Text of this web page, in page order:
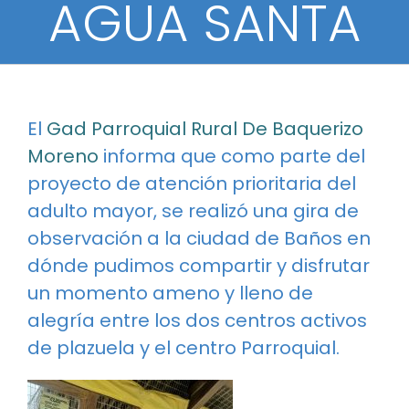
Gaceta
Correo
2023
2021
2019
2018
2017
2016
Salud
Socio Cultural
Sectores
Capacitaciones
Educación
Actividades
Agricultura
Atractivos
Flora y Fauna
CONTACTO
AGUA SANTA
El Gad Parroquial Rural De Baquerizo
Moreno informa que como parte del
proyecto de atención prioritaria del
adulto mayor, se realizó una gira de
observación a la ciudad de Baños en
dónde pudimos compartir y disfrutar
un momento ameno y lleno de
alegría entre los dos centros activos
de plazuela y el centro Parroquial.
Necesarias
Estas
cookies no